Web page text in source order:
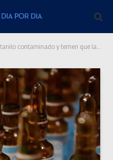
y temen que la cifra aumente